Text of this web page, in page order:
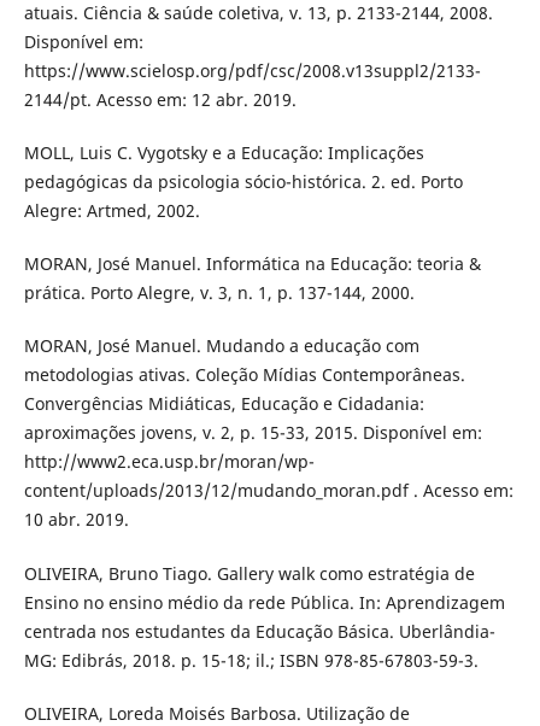
atuais. Ciência & saúde coletiva, v. 13, p. 2133-2144, 2008.
Disponível em:
https://www.scielosp.org/pdf/csc/2008.v13suppl2/2133-
2144/pt. Acesso em: 12 abr. 2019.
MOLL, Luis C. Vygotsky e a Educação: Implicações
pedagógicas da psicologia sócio-histórica. 2. ed. Porto
Alegre: Artmed, 2002.
MORAN, José Manuel. Informática na Educação: teoria &
prática. Porto Alegre, v. 3, n. 1, p. 137-144, 2000.
MORAN, José Manuel. Mudando a educação com
metodologias ativas. Coleção Mídias Contemporâneas.
Convergências Midiáticas, Educação e Cidadania:
aproximações jovens, v. 2, p. 15-33, 2015. Disponível em:
http://www2.eca.usp.br/moran/wp-
content/uploads/2013/12/mudando_moran.pdf . Acesso em:
10 abr. 2019.
OLIVEIRA, Bruno Tiago. Gallery walk como estratégia de
Ensino no ensino médio da rede Pública. In: Aprendizagem
centrada nos estudantes da Educação Básica. Uberlândia-
MG: Edibrás, 2018. p. 15-18; il.; ISBN 978-85-67803-59-3.
OLIVEIRA, Loreda Moisés Barbosa. Utilização de